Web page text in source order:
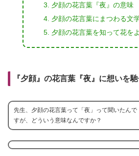
夕顔の花言葉『夜』の意味
夕顔の花言葉にまつわる文
夕顔の花言葉を知って花を
『夕顔』の花言葉『夜』に想いを
先生、夕顔の花言葉って「夜」って聞いたんで
すが、どういう意味なんですか？